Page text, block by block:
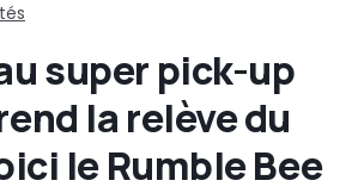
super pick-up
la relève du
le Rumble Bee